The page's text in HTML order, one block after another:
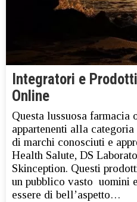
Integratori e
Online
Questa lussuosa
appartenenti alla
di marchi conosciuti e
Health Salute, DS
Skinception. Questi
un pubblico vasto uomini
essere di bell’aspetto…